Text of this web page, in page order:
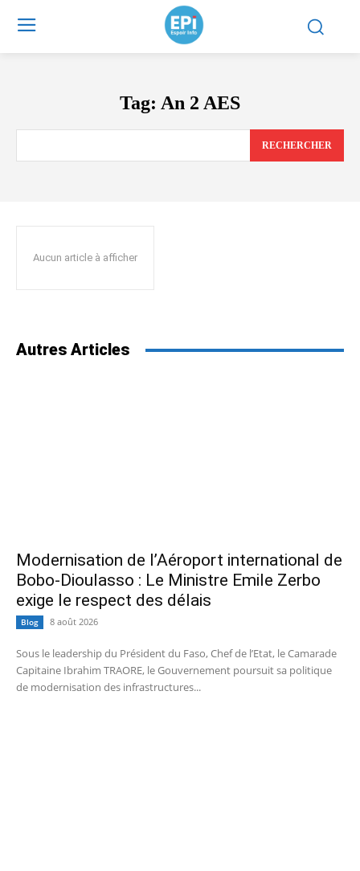
Tag: An 2 AES
RECHERCHER
Aucun article à afficher
Autres Articles
Modernisation de l’Aéroport international de
Bobo-Dioulasso : Le Ministre Emile Zerbo
exige le respect des délais
Blog 8 août 2026
Sous le leadership du Président du Faso, Chef de l’Etat, le Camarade
Capitaine Ibrahim TRAORE, le Gouvernement poursuit sa politique
de modernisation des infrastructures...